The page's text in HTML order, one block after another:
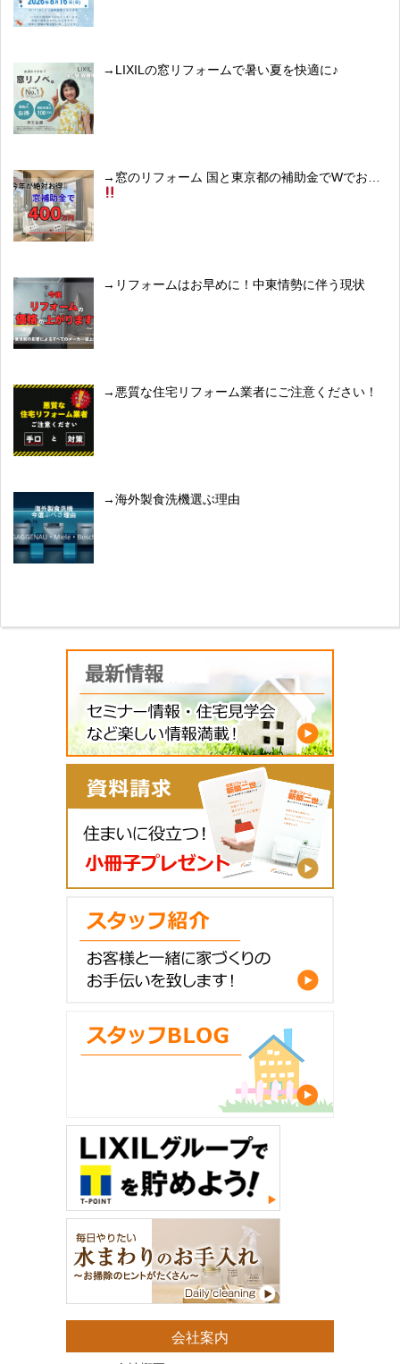
LIXILの窓リフォームで暑い夏を快適に♪
窓のリフォーム 国と東京都の補助金でWでおトク
リフォームはお早めに！中東情勢に伴う現状
悪質な住宅リフォーム業者にご注意ください！
海外製食洗機選ぶ理由
会社案内